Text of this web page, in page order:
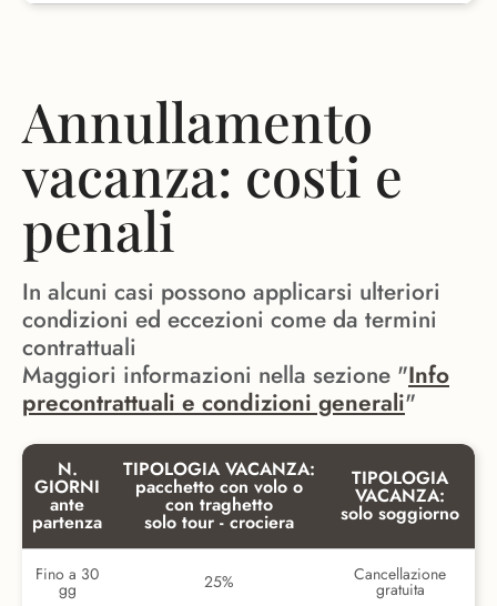
Annullamento
vacanza: costi e
penali
In alcuni casi possono applicarsi ulteriori
condizioni ed eccezioni come da termini
contrattuali
Maggiori informazioni nella sezione "Info
precontrattuali e condizioni generali"
N.
GIORNI
ante
partenza
TIPOLOGIA VACANZA:
pacchetto con volo o
con traghetto
solo tour - crociera
TIPOLOGIA
VACANZA:
solo soggiorno
Fino a 30
gg 25% Cancellazione
gratuita